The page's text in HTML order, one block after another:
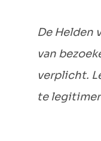
De Helden
van
verplicht.
te